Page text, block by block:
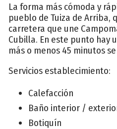
La forma más cómoda y
pueblo de Tuiza de Arriba,
carretera que une
Cubilla. En este punto hay
más o menos 45 minutos
Servicios establecimiento:
Calefacción
Baño interior /
Botiquín